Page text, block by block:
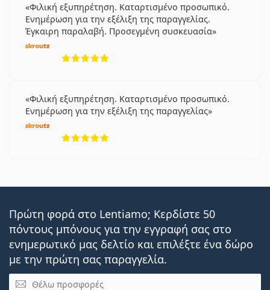
Lenjoy 1 Day Comfort
SofLens Daily Disposable
Σχετικά άρθρα από το blog του
Πώς να διαβάζετε τις παραμέτρους στη συνταγή
σας για τους φακούς επαφής
Εξοικείωση με τους φακούς επαφής: Πόσος χρόνος
τη χρήση.
Φιλική εξυπηρέτηση. Καταρτισμένο προσωπικό.
Ενημέρωση για την εξέλιξη της παραγγελίας.
Έγκαιρη παραλαβή. Προσεγμένη συσκευασία
Φιλική εξυπηρέτηση. Καταρτισμένο προσωπικό.
Ενημέρωση για την εξέλιξη της παραγγελίας
Πρώτη φορά στο Lentiamo; Κερδίστε 50
πόντους μπόνους για την εγγραφή σας στο
ενημερωτικό μας δελτίο και επιλέξτε ένα δώρο
με την πρώτη σας παραγγελία.
Email